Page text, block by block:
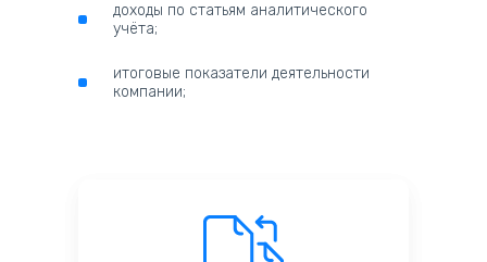
доходы по статьям аналитического
учёта;
итоговые показатели деятельности
компании;